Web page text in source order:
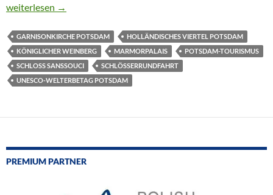
POTSDAM LÄDT ZUM UNESCO-WELTERBETAG EIN UND
weiterlesen →
GARNISONKIRCHE POTSDAM
HOLLÄNDISCHES VIERTEL POTSDAM
KÖNIGLICHER WEINBERG
MARMORPALAIS
POTSDAM-TOURISMUS
SCHLOSS SANSSOUCI
SCHLÖSSERRUNDFAHRT
UNESCO-WELTERBETAG POTSDAM
PREMIUM PARTNER